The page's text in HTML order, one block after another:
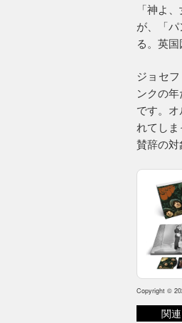
「神よ
が、「
る。英
ジョセ
ンクの
です。
れてし
賛辞の対
Copyright ©
関